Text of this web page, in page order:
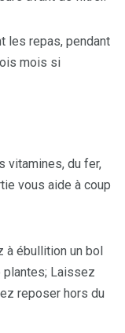
les repas, pendant
mois si
vitamines, du fer,
vous aide à coup
à ébullition un bol
plantes; Laissez
reposer hors du